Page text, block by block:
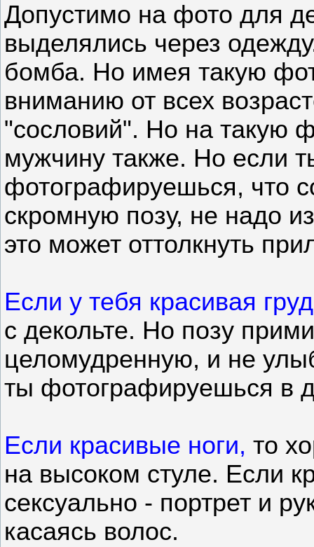
Допустимо на фото для
выделялись через
бомба. Но имея такую
вниманию от всех
"сословий". Но на такую
мужчину также. Но если
фотографируешься, что
скромную позу, не надо
это может оттолкнуть
Если у тебя красивая
с декольте. Но позу
целомудренную, и не
ты фотографируешься в
Если красивые ноги, то
на высоком стуле. Если
сексуально - портрет и
касаясь волос.